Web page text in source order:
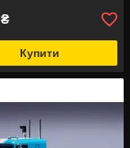
₴
Купити